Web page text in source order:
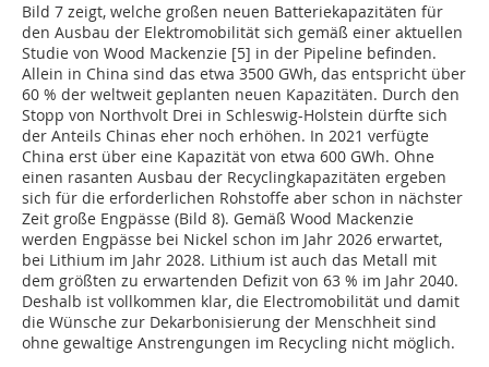
Bild 7 zeigt, welche großen neuen Batteriekapazitäten für
den Ausbau der Elektromobilität sich gemäß einer aktuellen
Studie von Wood Mackenzie [5] in der Pipeline befinden.
Allein in China sind das etwa 3500 GWh, das entspricht über
60 % der weltweit geplanten neuen Kapazitäten. Durch den
Stopp von Northvolt Drei in Schleswig-Holstein dürfte sich
der Anteils Chinas eher noch erhöhen. In 2021 verfügte
China erst über eine Kapazität von etwa 600 GWh. Ohne
einen rasanten Ausbau der Recyclingkapazitäten ergeben
sich für die erforderlichen Rohstoffe aber schon in nächster
Zeit große Engpässe (Bild 8). Gemäß Wood Mackenzie
werden Engpässe bei Nickel schon im Jahr 2026 erwartet,
bei Lithium im Jahr 2028. Lithium ist auch das Metall mit
dem größten zu erwartenden Defizit von 63 % im Jahr 2040.
Deshalb ist vollkommen klar, die Electromobilität und damit
die Wünsche zur Dekarbonisierung der Menschheit sind
ohne gewaltige Anstrengungen im Recycling nicht möglich.